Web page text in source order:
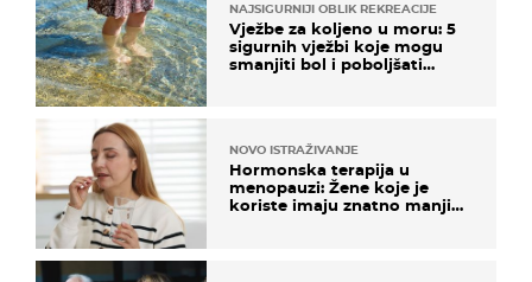
NAJSIGURNIJI OBLIK REKREACIJE
Vježbe za koljeno u moru: 5
sigurnih vježbi koje mogu
smanjiti bol i poboljšati
NOVO ISTRAŽIVANJE
Hormonska terapija u
menopauzi: Žene koje je
koriste imaju znatno manji